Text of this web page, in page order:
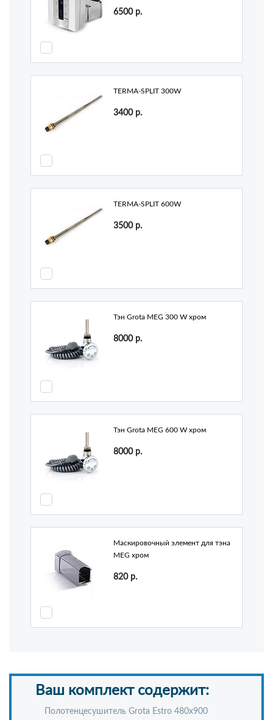
6500р.
TERMA-SPLIT 300W
3400р.
TERMA-SPLIT 600W
3500р.
Тэн Grota MEG 300 W хром
8000р.
Тэн Grota MEG 600 W хром
8000р.
Маскировочный элемент для тэна
MEG хром
820р.
Ваш комплект содержит:
Полотенцесушитель Grota Estro 480x900